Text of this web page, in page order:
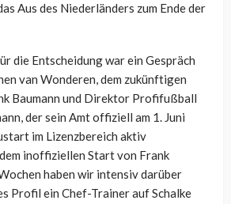
Aus des Niederländers zum Ende der
die Entscheidung war ein Gespräch
van Wonderen, dem zukünftigen
Baumann und Direktor Profifußball
der sein Amt offiziell am 1. Juni
im Lizenzbereich aktiv
inoffiziellen Start von Frank
haben wir intensiv darüber
Profil ein Chef-Trainer auf Schalke